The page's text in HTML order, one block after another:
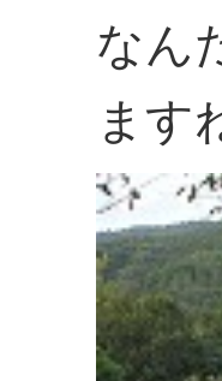
なん
ます